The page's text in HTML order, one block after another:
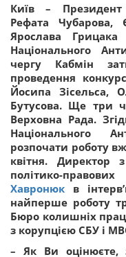
Київ – Президент
Рефата Чубарова,
Ярослава Грицака
Національного
чергу Кабмін
проведення
Йосипа Зісельса,
Бутусова. Ще три
Верховна Рада.
Національного
розпочати роботу
квітня. Директор
політико-
Хавронюк в
найперше роботу
Бюро колишніх
з корупцією СБУ і
– Як Ви оцінюєте,